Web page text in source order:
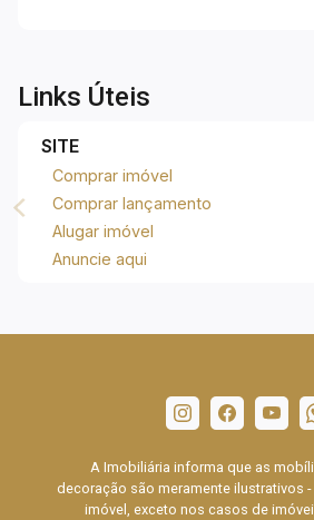
Links Úteis
SITE
Comprar imóvel
Comprar lançamento
Alugar imóvel
Anuncie aqui
A Imobiliária informa que as
decoração são meramente ilustrativos
imóvel, exceto nos casos de